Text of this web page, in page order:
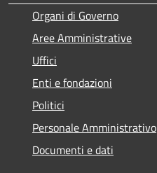
Organi di Governo
Aree Amministrative
Uffici
Enti e fondazioni
Politici
Personale Amministrativo
Documenti e dati